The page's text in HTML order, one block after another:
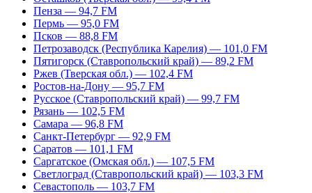
Пенза — 94,7 FM
Пермь — 95,0 FM
Псков — 88,8 FM
Петрозаводск (Республика Карелия) — 101,0 FM
Пятигорск (Ставропольский край) — 89,2 FM
Ржев (Тверская обл.) — 102,4 FM
Ростов-на-Дону — 95,7 FM
Русское (Ставропольский край) — 99,7 FM
Рязань — 102,5 FM
Самара — 96,8 FM
Санкт-Петербург — 92,9 FM
Саратов — 101,1 FM
Саргатское (Омская обл.) — 107,5 FM
Светлоград (Ставропольский край) — 103,3 FM
Севастополь — 103,7 FM